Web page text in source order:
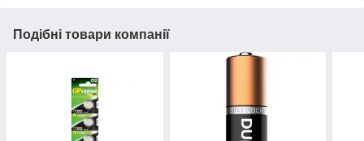
Подібні товари компанії